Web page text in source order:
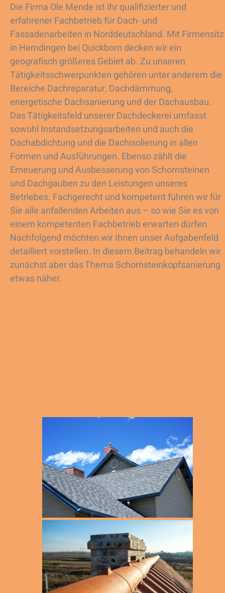
Die Firma Ole Mende ist Ihr qualifizierter und
erfahrener Fachbetrieb für Dach- und
Fassadenarbeiten in Norddeutschland. Mit Firmensitz
in Hemdingen bei Quickborn decken wir ein
geografisch größeres Gebiet ab. Zu unseren
Tätigkeitsschwerpunkten gehören unter anderem die
Bereiche Dachreparatur, Dachdämmung,
energetische Dachsanierung und der Dachausbau.
Das Tätigkeitsfeld unserer Dachdeckerei umfasst
sowohl Instandsetzungsarbeiten und auch die
Dachabdichtung und die Dachisolierung in allen
Formen und Ausführungen. Ebenso zählt die
Erneuerung und Ausbesserung von Schornsteinen
und Dachgauben zu den Leistungen unseres
Betriebes. Fachgerecht und kompetent führen wir für
Sie alle anfallenden Arbeiten aus – so wie Sie es von
einem kompetenten Fachbetrieb erwarten dürfen.
Nachfolgend möchten wir Ihnen unser Aufgabenfeld
detailliert vorstellen. In diesem Beitrag behandeln wir
zunächst aber das Thema Schornsteinkopfsanierung
etwas näher.